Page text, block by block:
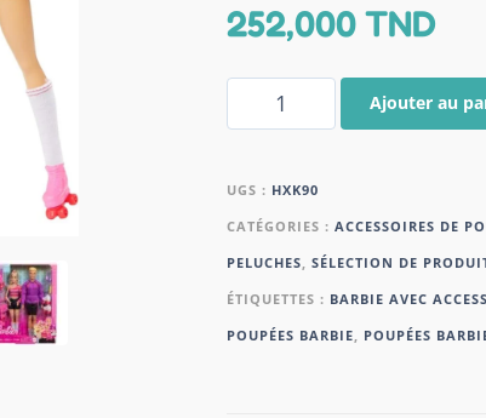
252,000TND
Ajouter au
UGS : HXK90
CATÉGORIES : ACCESSOIRES DE
PELUCHES, SÉLECTION DE
ÉTIQUETTES : BARBIE AVEC
POUPÉES BARBIE, POUPÉES